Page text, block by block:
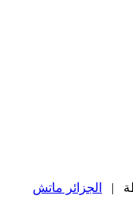
الجزائر ماتش